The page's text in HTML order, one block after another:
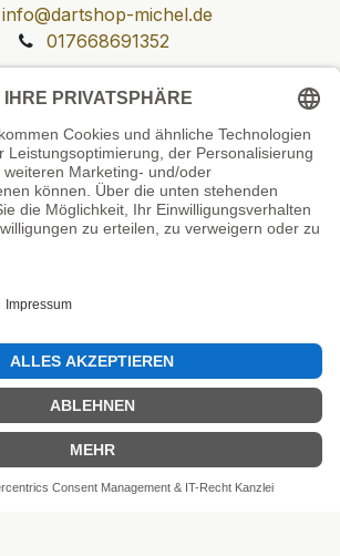
info@dartshop-michel.de
017668691352
Unsere Prüfsiegel